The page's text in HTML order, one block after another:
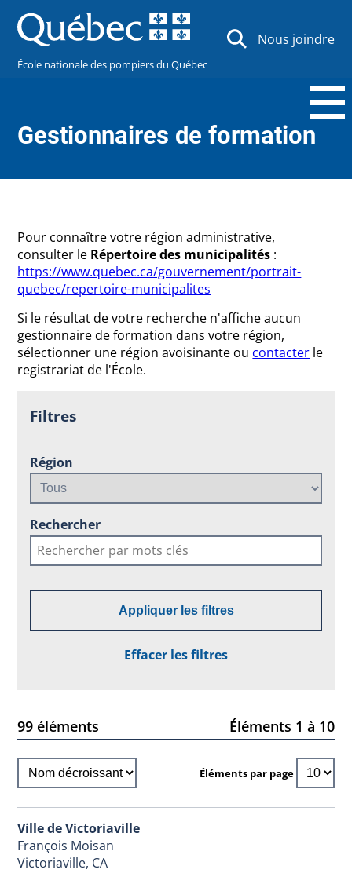
École nationale des pompiers du Québec
Nous joindre
Gestionnaires de formation
Pour connaître votre région administrative,
consulter le Répertoire des municipalités :
https://www.quebec.ca/gouvernement/portrait-
quebec/repertoire-municipalites
Si le résultat de votre recherche n'affiche aucun
gestionnaire de formation dans votre région,
sélectionner une région avoisinante ou contacter le
registrariat de l'École.
Filtres
Région
Rechercher
Appliquer les filtres
Effacer les filtres
99 éléments Éléments 1 à 10
Éléments par page
Ville de Victoriaville
François Moisan
Victoriaville, CA